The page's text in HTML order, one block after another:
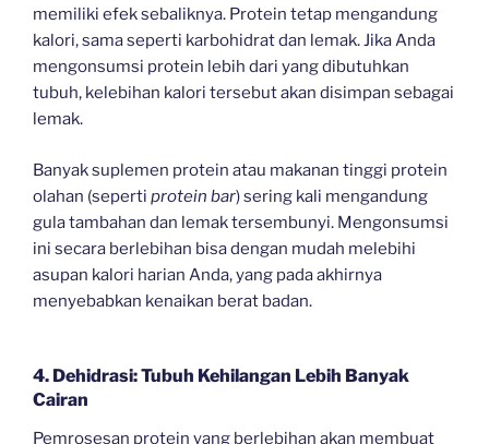
memiliki efek sebaliknya. Protein tetap mengandung
kalori, sama seperti karbohidrat dan lemak. Jika Anda
mengonsumsi protein lebih dari yang dibutuhkan
tubuh, kelebihan kalori tersebut akan disimpan sebagai
lemak.
Banyak suplemen protein atau makanan tinggi protein
olahan (seperti protein bar) sering kali mengandung
gula tambahan dan lemak tersembunyi. Mengonsumsi
ini secara berlebihan bisa dengan mudah melebihi
asupan kalori harian Anda, yang pada akhirnya
menyebabkan kenaikan berat badan.
4. Dehidrasi: Tubuh Kehilangan Lebih Banyak
Cairan
Pemrosesan protein yang berlebihan akan membuat